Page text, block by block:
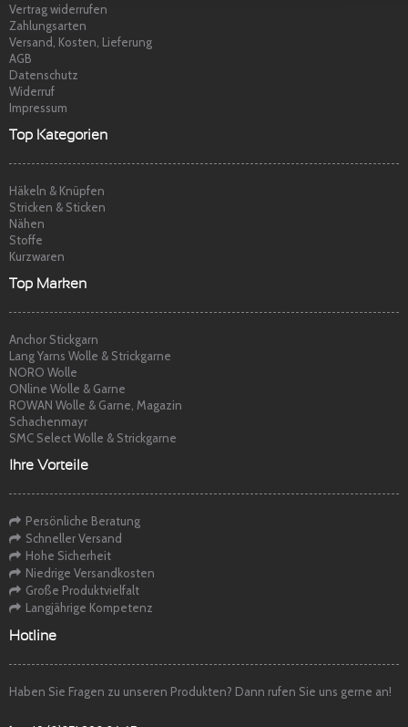
Vertrag widerrufen
Zahlungsarten
Versand, Kosten, Lieferung
AGB
Datenschutz
Widerruf
Impressum
Top Kategorien
Häkeln & Knüpfen
Stricken & Sticken
Nähen
Stoffe
Kurzwaren
Top Marken
Anchor Stickgarn
Lang Yarns Wolle & Strickgarne
NORO Wolle
ONline Wolle & Garne
ROWAN Wolle & Garne, Magazin
Schachenmayr
SMC Select Wolle & Strickgarne
Ihre Vorteile
Persönliche Beratung
Schneller Versand
Hohe Sicherheit
Niedrige Versandkosten
Große Produktvielfalt
Langjährige Kompetenz
Hotline
Haben Sie Fragen zu unseren Produkten? Dann rufen Sie uns gerne an!